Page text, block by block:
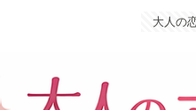
大人の